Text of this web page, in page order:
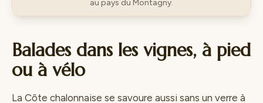
au pays du Montagny.
Balades dans les vignes, à pied
ou à vélo
La Côte chalonnaise se savoure aussi sans un verre à